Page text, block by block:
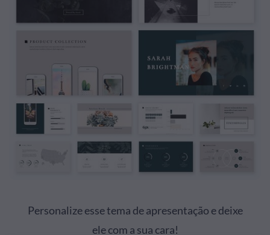
Personalize esse tema de apresentação e deixe
ele com a sua cara!